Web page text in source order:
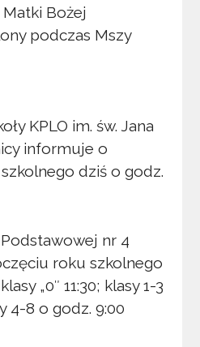
Bożej
podczas Mszy
KPLO im. św. Jana
informuje o
dziś o godz.
nr 4
roku szkolnego
„0″ 11:30; klasy 1-3
4-8 o godz. 9:00